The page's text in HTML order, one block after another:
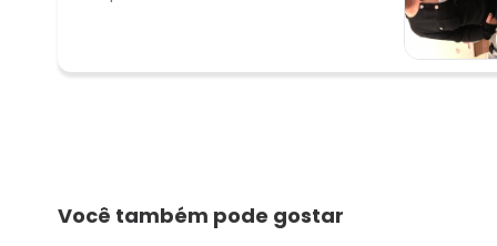
Você também pode gostar